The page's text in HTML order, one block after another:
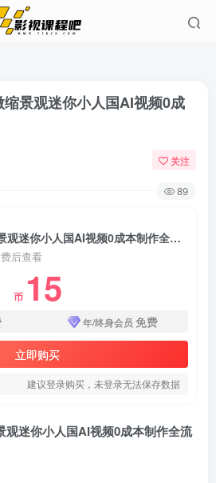
景观迷你小人国AI视频0成
关注
89
爆款1000W+播放微缩景观迷你小人国AI视频0成本制作全流程教学
后查看
币 15
年/终身会员 免费
立即购买
建议登录购买，未登录无法保存数据
观迷你小人国AI视频0成本制作全流